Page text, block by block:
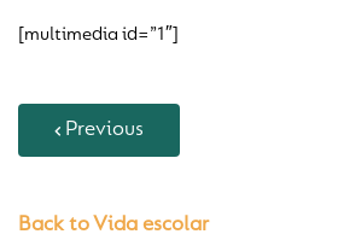
[multimedia id=”1″]
Previous
Back to Vida escolar